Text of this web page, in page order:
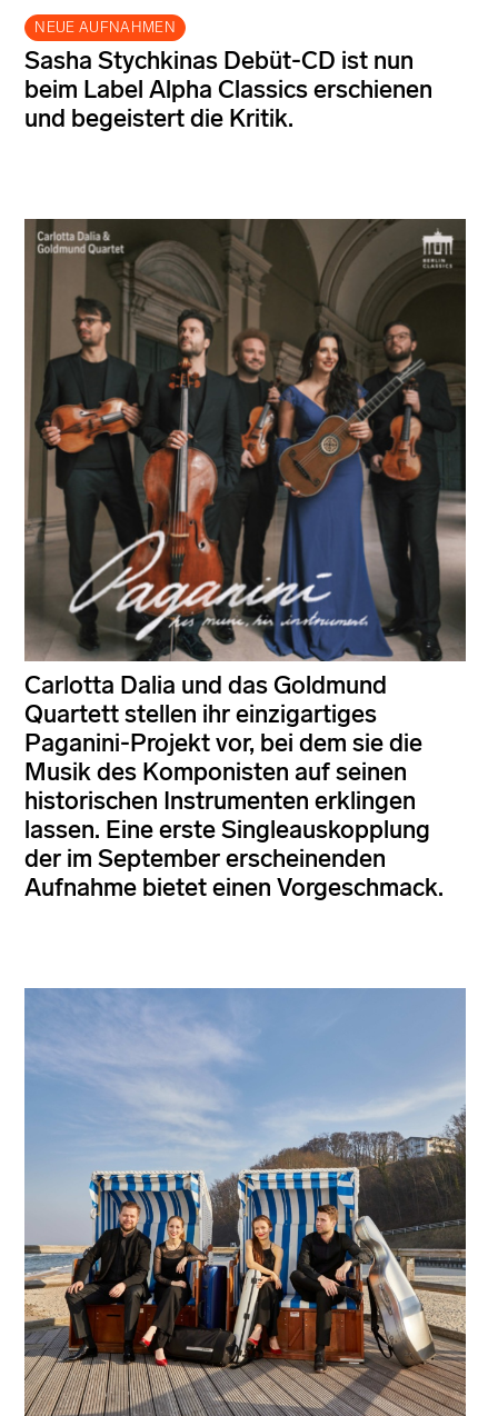
NEUE AUFNAHMEN
Sasha Stychkinas Debüt-CD ist nun
beim Label Alpha Classics erschienen
und begeistert die Kritik.
Carlotta Dalia und das Goldmund
Quartett stellen ihr einzigartiges
Paganini-Projekt vor, bei dem sie die
Musik des Komponisten auf seinen
historischen Instrumenten erklingen
lassen. Eine erste Singleauskopplung
der im September erscheinenden
Aufnahme bietet einen Vorgeschmack.